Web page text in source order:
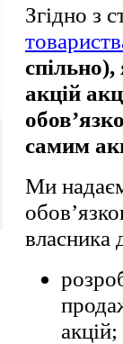
Згідно з
акцій
самим
Ми
власника
акцій;